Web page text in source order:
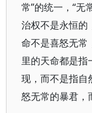
常”的统一，“无
治权不是永恒的
命不是喜怒无常
里的天命都是指
现，而不是指自
怒无常的暴君，